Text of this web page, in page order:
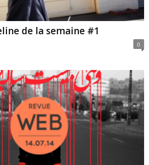
de la semaine #1
0